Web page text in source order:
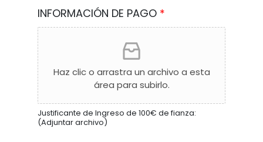
INFORMACIÓN DE PAGO *
Haz clic o arrastra un archivo a esta
área para subirlo.
Justificante de Ingreso de 100€ de fianza:
(Adjuntar archivo)